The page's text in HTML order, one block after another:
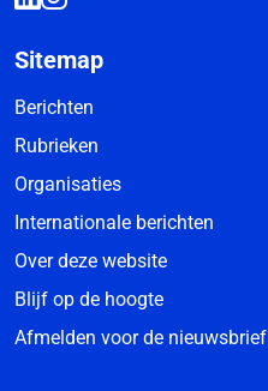
Sitemap
Berichten
Rubrieken
Organisaties
Internationale berichten
Over deze website
Blijf op de hoogte
Afmelden voor de nieuwsbrief